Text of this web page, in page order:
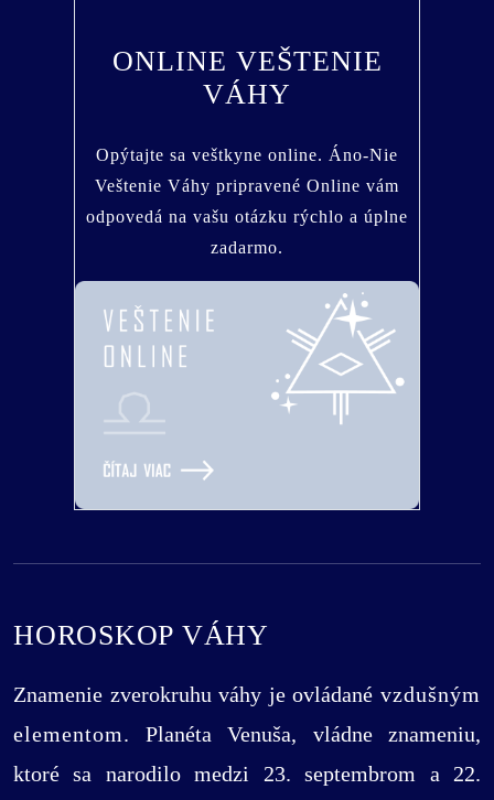
ONLINE VEŠTENIE
VÁHY
Opýtajte sa veštkyne online. Áno-Nie
Veštenie Váhy pripravené Online vám
odpovedá na vašu otázku rýchlo a úplne
zadarmo.
HOROSKOP VÁHY
Znamenie zverokruhu váhy je ovládané vzdušným
elementom. Planéta Venuša, vládne znameniu,
ktoré sa narodilo medzi 23. septembrom a 22.